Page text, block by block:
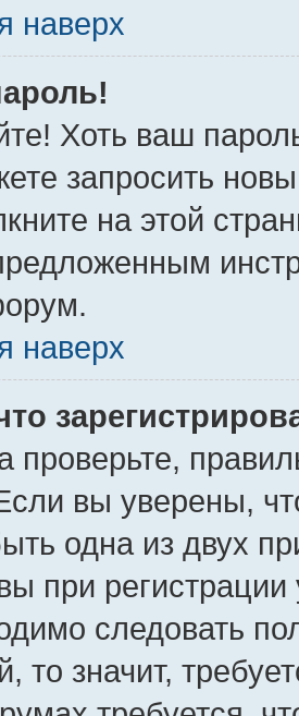
наверх
Хоть ваш
запросить
на этой
наверх
проверьте,
вы уверены,
одна из двух
при
следовать
то значит,